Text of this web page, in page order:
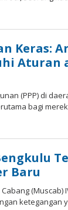
Keras:
Aturan
(PPP) di
bagi
Baru
ketegangan